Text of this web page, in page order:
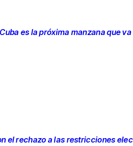
es la próxima manzana que
el rechazo a las restricciones